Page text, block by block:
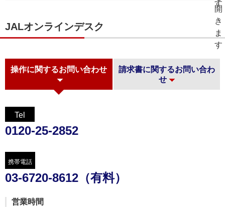
JALオンラインデスク
操作に関するお問い合わせ
請求書に関するお問い合わ
せ
Tel
0120-25-2852
携帯電話
03-6720-8612（有料）
営業時間